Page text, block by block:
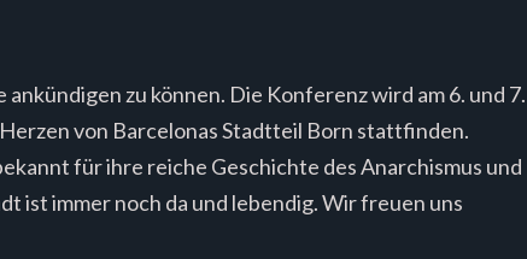
zu können. Die Konferenz wird am 6. und 7.
von Barcelonas Stadtteil Born stattfinden.
für ihre reiche Geschichte des Anarchismus und
ist immer noch da und lebendig. Wir freuen uns